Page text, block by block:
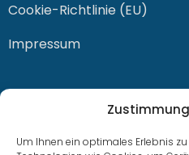
Um Ihnen ein optimales Erlebnis
Cookie-Richtlinie (EU)
Impressum